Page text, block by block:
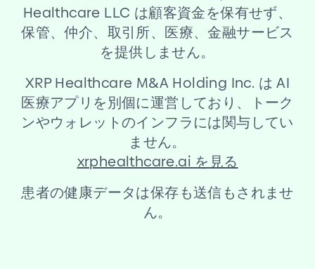
Healthcare LLC は顧客資金を保有せず、
保管、仲介、取引所、医療、金融サービス
を提供しません。
XRP Healthcare M&A Holding Inc. は AI
医療アプリを別個に運営しており、トーク
ンやウォレットのインフラには関与してい
ません。
xrphealthcare.ai を見る
患者の健康データは保存も送信もされませ
ん。